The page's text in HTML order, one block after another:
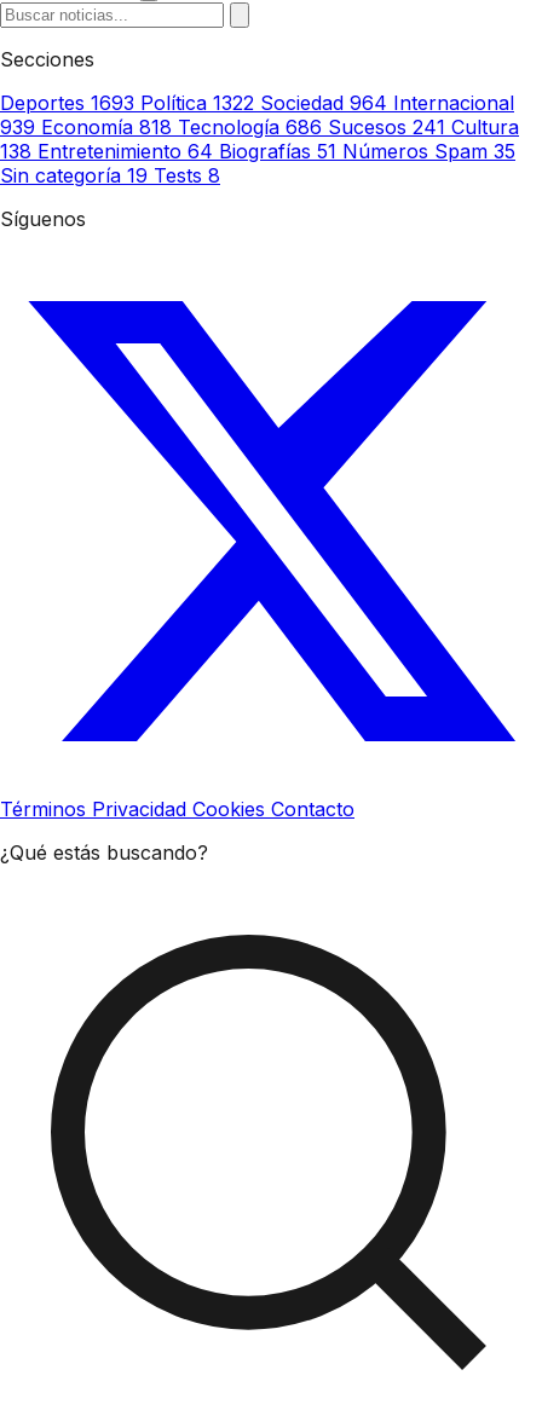
Secciones
Deportes 1693 Política 1322 Sociedad 964 Internacional
939 Economía 818 Tecnología 686 Sucesos 241 Cultura
138 Entretenimiento 64 Biografías 51 Números Spam 35
Sin categoría 19 Tests 8
Síguenos
Términos Privacidad Cookies Contacto
¿Qué estás buscando?